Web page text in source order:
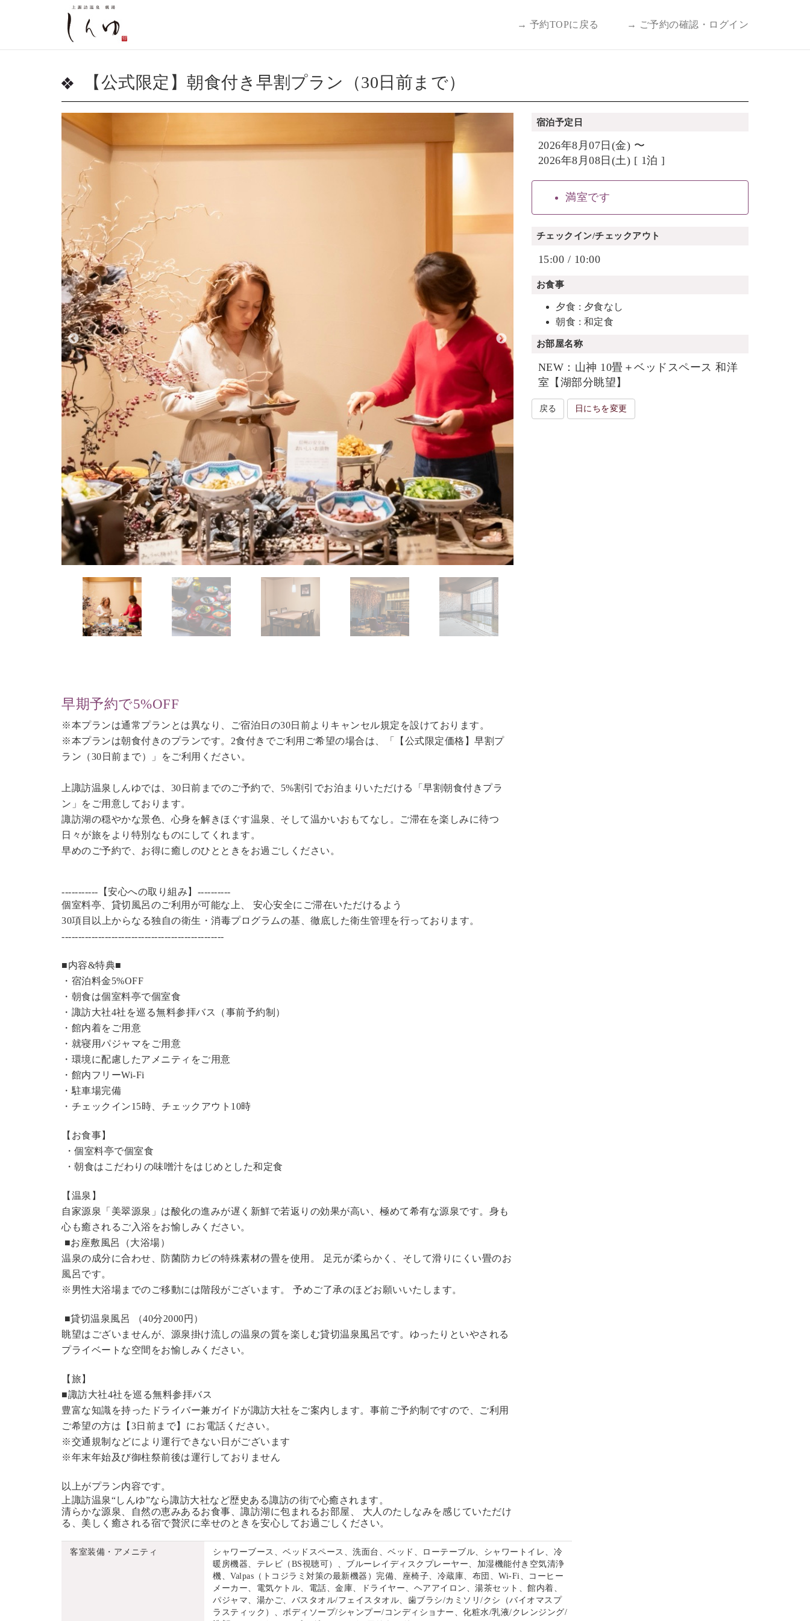
→ 予約TOPに戻る → ご予約の確認・ログイン
【公式限定】朝食付き早割プラン（30日前まで）
早期予約で5%OFF
※本プランは通常プランとは異なり、ご宿泊日の30日前よりキャンセル規定を設けております。
※本プランは朝食付きのプランです。2食付きでご利用ご希望の場合は、「
【公式限定価格】早割プ
ラン（30日前まで）
」をご利用ください。
上諏訪温泉しんゆでは、30日前までのご予約で、5%割引でお泊まりいただける「早割朝食付きプラ
ン」をご用意しております。
諏訪湖の穏やかな景色、心身を解きほぐす温泉、そして温かいおもてなし。ご滞在を楽しみに待つ
日々が旅をより特別なものにしてくれます。
早めのご予約で、お得に癒しのひとときをお過ごしください。
-----------【安心への取り組み】----------
個室料亭、貸切風呂のご利用が可能な上、 安心安全にご滞在いただけるよう
30項目以上からなる独自の衛生・消毒プログラムの基、徹底した衛生管理を行っております。
-------------------------------------------------
■内容&特典■
・宿泊料金5%OFF
・朝食は個室料亭で個室食
・諏訪大社4社を巡る無料参拝バス（事前予約制）
・館内着をご用意
・就寝用パジャマをご用意
・環境に配慮したアメニティをご用意
・館内フリーWi-Fi
・駐車場完備
・チェックイン15時、チェックアウト10時
【お食事】
・個室料亭で個室食
・朝食はこだわりの味噌汁をはじめとした和定食
【温泉】
自家源泉「美翠源泉」は酸化の進みが遅く新鮮で若返りの効果が高い、極めて希有な源泉です。身も
心も癒されるご入浴をお愉しみください。
■お座敷風呂（大浴場）
温泉の成分に合わせ、防菌防カビの特殊素材の畳を使用。 足元が柔らかく、そして滑りにくい畳のお
風呂です。
※男性大浴場までのご移動には階段がございます。 予めご了承のほどお願いいたします。
■貸切温泉風呂 （40分2000円）
眺望はございませんが、源泉掛け流しの温泉の質を楽しむ貸切温泉風呂です。ゆったりといやされる
プライベートな空間をお愉しみください。
【旅】
■諏訪大社4社を巡る無料参拝バス
豊富な知識を持ったドライバー兼ガイドが諏訪大社をご案内します。 事前ご予約制ですので、ご利用
ご希望の方は【3日前まで】にお電話ください。
※交通規制などにより運行できない日がございます
※年末年始及び御柱祭前後は運行しておりません
以上がプラン内容です。
上諏訪温泉“しんゆ”なら諏訪大社など歴史ある諏訪の街で心癒されます。
清らかな源泉、自然の恵みあるお食事、諏訪湖に包まれるお部屋、 大人のたしなみを感じていただけ
る、美しく癒される宿で贅沢に幸せのときを安心してお過ごしください。
宿泊予定日
2026年8月07日(金) 〜
2026年8月08日(土) [ 1泊 ]
満室です
チェックイン/チェックアウト
15:00 / 10:00
お食事
夕食 : 夕食なし
朝食 : 和定食
お部屋名称
NEW：山神 10畳＋ベッドスペース 和洋
室【湖部分眺望】
戻る 日にちを変更
客室装備・アメニティ
シャワーブース、ベッドスペース、洗面台、ベッド、ローテーブル、シャワートイレ、冷
暖房機器、テレビ（BS視聴可）、ブルーレイディスクプレーヤー、加湿機能付き空気清浄
機、Valpas（トコジラミ対策の最新機器）完備、座椅子、冷蔵庫、布団、Wi-Fi、コーヒー
メーカー、電気ケトル、電話、金庫、ドライヤー、ヘアアイロン、湯茶セット、館内着、
パジャマ、湯かご、バスタオル/フェイスタオル、歯ブラシ/カミソリ/クシ（バイオマスプ
ラスティック）、ボディソープ/シャンプー/コンディショナー、化粧水/乳液/クレンジング/